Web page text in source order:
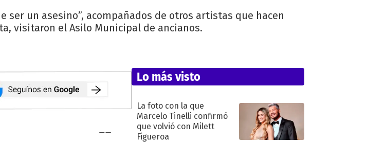
ser un asesino”, acompañados de otros artistas que hacen
visitaron el Asilo Municipal de ancianos.
Lo más visto
La foto con la que
Marcelo Tinelli confirmó
que volvió con Milett
Figueroa